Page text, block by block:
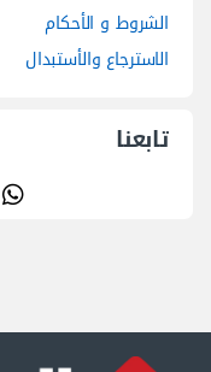
الشروط و الأحكام
الاسترجاع والأستبدال
تابعنا